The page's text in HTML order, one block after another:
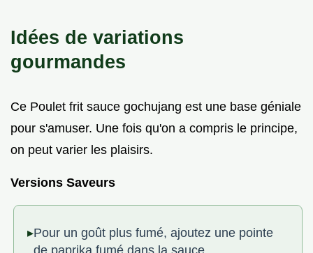
Idées de variations
gourmandes
Ce Poulet frit sauce gochujang est une base géniale
pour s'amuser. Une fois qu'on a compris le principe,
on peut varier les plaisirs.
Versions Saveurs
Pour un goût plus fumé, ajoutez une pointe